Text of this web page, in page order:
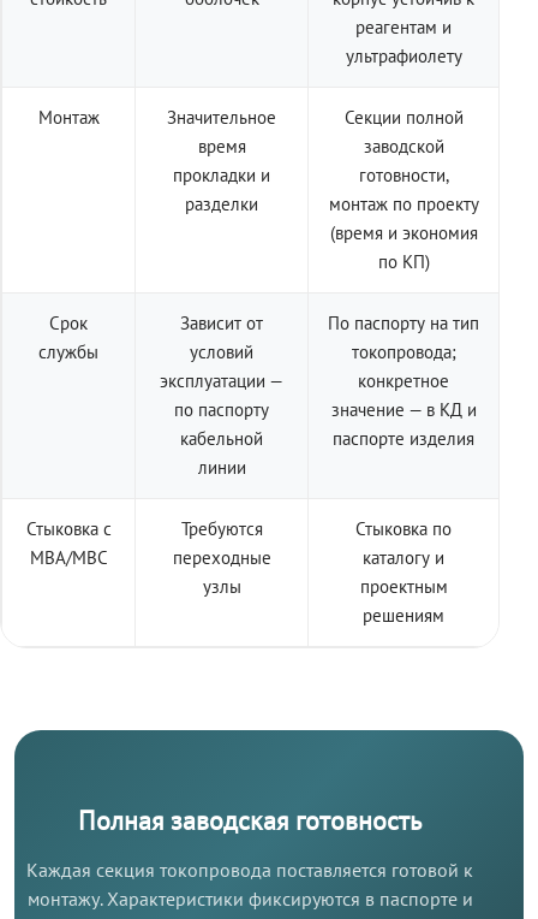
реагентам и
ультрафиолету
Монтаж
Значительное
время
прокладки и
разделки
Секции полной
заводской
готовности,
монтаж по проекту
(время и экономия
по КП)
Срок
службы
Зависит от
условий
эксплуатации —
по паспорту
кабельной
линии
По паспорту на тип
токопровода;
конкретное
значение — в КД и
паспорте изделия
Стыковка с
МВА/МВС
Требуются
переходные
узлы
Стыковка по
каталогу и
проектным
решениям
Полная заводская готовность
Каждая секция токопровода поставляется готовой к
монтажу. Характеристики фиксируются в паспорте и